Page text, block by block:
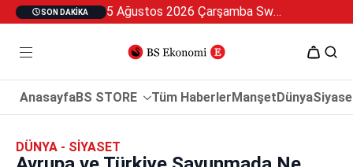
SON DAKIKA 5 Ağustos 2026 Çarşamba Swan Özel 2
AnasayfaBS STORE Tüm HaberlerManşetDünya
DÜNYA - SIYASET